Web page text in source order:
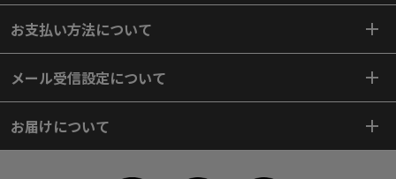
お支払い方法について
メール受信設定について
お届けについて